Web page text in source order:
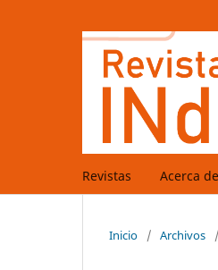
Revistas Acerca de
Inicio / Archivos /